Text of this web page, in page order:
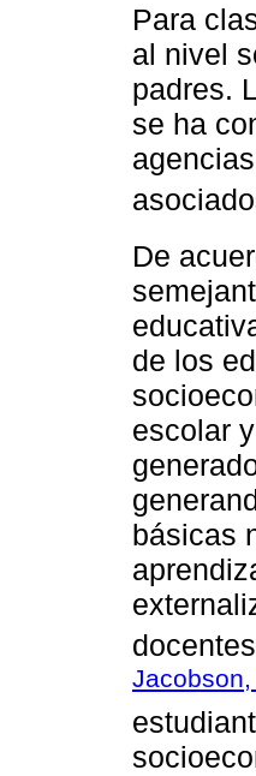
Para
al nivel
padres.
se ha
De
de los
escolar
básicas